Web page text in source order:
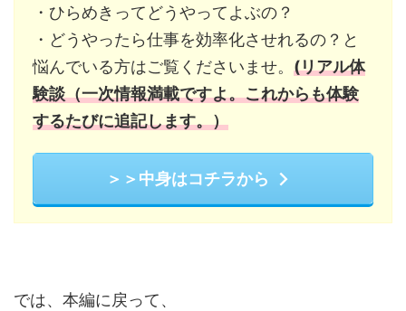
・ひらめきってどうやってよぶの？
・どうやったら仕事を効率化させれるの？と
悩んでいる方はご覧くださいませ。 (リアル体
験談（一次情報満載ですよ。これからも体験
するたびに追記します。）
＞＞中身はコチラから
では、本編に戻って、